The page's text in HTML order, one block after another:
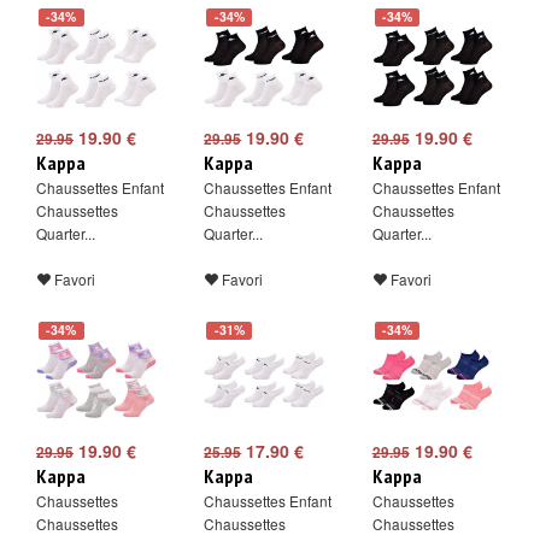
-34%
29.95 19.90 €
Kappa
Chaussettes Enfant
Chaussettes
Quarter...
Favori
-34%
29.9519.90 €
Kappa
Chaussettes Enfant
Chaussettes
Quarter...
Favori
-34%
29.9519.90 €
Kappa
Chaussettes Enfant
Chaussettes
Quarter...
Favori
-34%
29.95 19.90 €
Kappa
Chaussettes
Chaussettes
-31%
25.9517.90 €
Kappa
Chaussettes Enfant
Chaussettes
-34%
29.9519.90 €
Kappa
Chaussettes
Chaussettes